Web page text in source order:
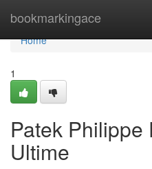
bookmarkingace
Home
Home
1
Patek Philippe
Ultime